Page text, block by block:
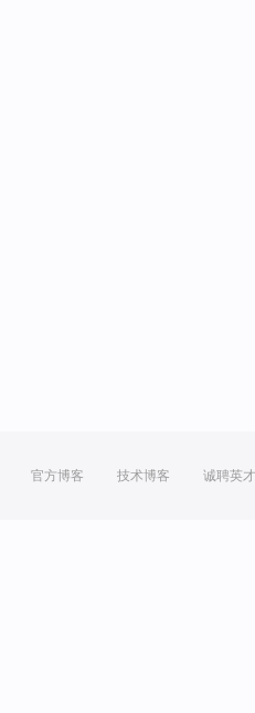
官方博客 技术博客 诚聘英才